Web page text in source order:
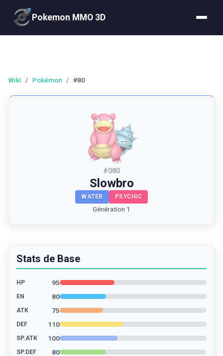
Pokemon MMO 3D
Wiki / Pokémon / #80
#080
Slowbro
WATER PSYCHIC
Génération 1
Stats de Base
HP 95
EN 80
ATK 75
DEF 110
SP.ATK 100
SP.DEF 80